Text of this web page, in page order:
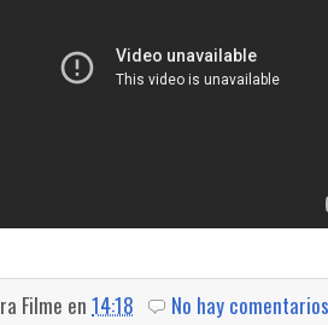
Filme en 14:18
No hay